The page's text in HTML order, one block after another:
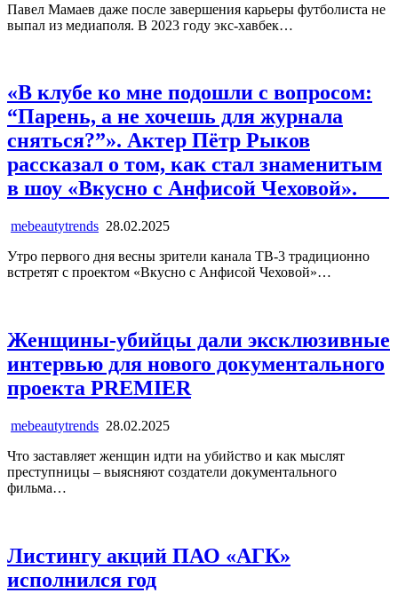
Павел Мамаев даже после завершения карьеры футболиста не
выпал из медиаполя. В 2023 году экс-хавбек…
«В клубе ко мне подошли с вопросом:
“Парень, а не хочешь для журнала
сняться?”». Актер Пётр Рыков
рассказал о том, как стал знаменитым
в шоу «Вкусно с Анфисой Чеховой».
mebeautytrends 28.02.2025
Утро первого дня весны зрители канала ТВ-3 традиционно
встретят с проектом «Вкусно с Анфисой Чеховой»…
Женщины-убийцы дали эксклюзивные
интервью для нового документального
проекта PREMIER
mebeautytrends 28.02.2025
Что заставляет женщин идти на убийство и как мыслят
преступницы – выясняют создатели документального
фильма…
Листингу акций ПАО «АГК»
исполнился год